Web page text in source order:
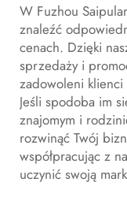
W Fuzhou
znaleźć
cenach. Dzięki
sprzedaży i
zadowoleni
Jeśli spodoba im
znajomym i
rozwinąć Twój
współpracując z
uczynić swoją